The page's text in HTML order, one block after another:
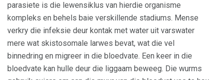
parasiete is die lewensiklus van hierdie organisme
kompleks en behels baie verskillende stadiums. Mense
verkry die infeksie deur kontak met water uit varswater
mere wat skistosomale larwes bevat, wat die vel
binnedring en migreer in die bloedvate. Een keer in die
bloedvate kan hulle deur die liggaam beweeg. Die wurms